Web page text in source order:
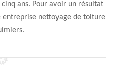
ans. Pour avoir un résultat
nettoyage de toiture